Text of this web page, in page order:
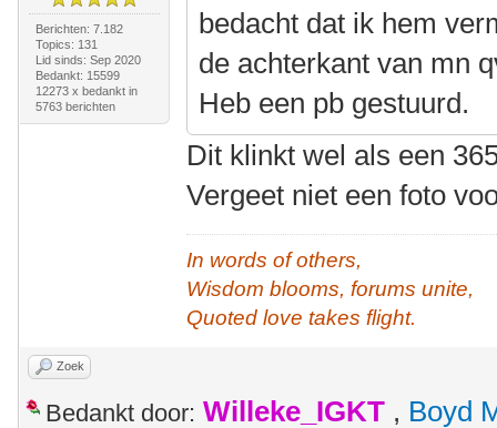
Berichten: 7.182
Topics: 131
Lid sinds: Sep 2020
Bedankt: 15599
12273 x bedankt in
5763 berichten
bedacht dat ik hem
de achterkant van mn
Heb een pb gestuurd.
Dit klinkt wel als een
Vergeet niet een foto
In words of others,
Wisdom blooms, forums unite,
Quoted love takes flight.
Zoek
Bedankt door: Willeke_IGKT , Boyd